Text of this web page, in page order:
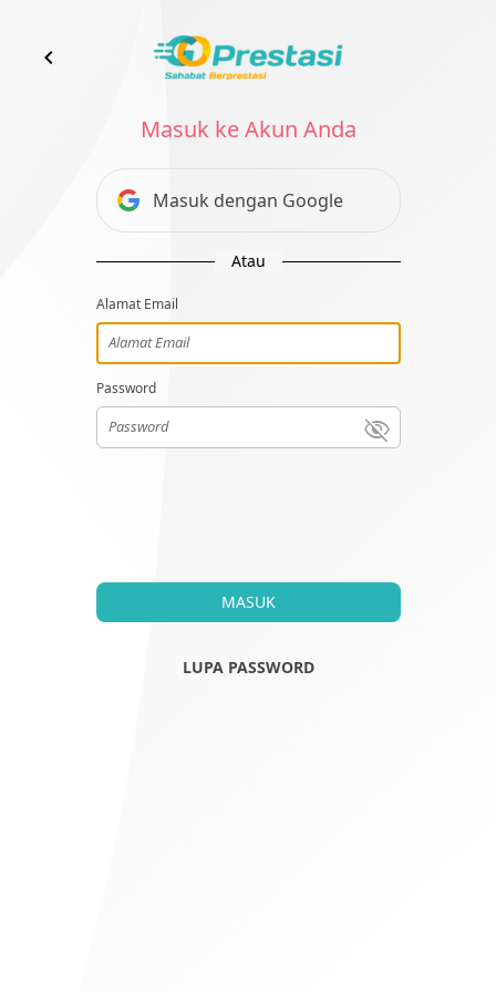
chevron_left
Masuk ke Akun Anda
Masuk dengan Google
Atau
Alamat EmailAlamat Email
PasswordPassword
visibility_off
MASUK
LUPA PASSWORD